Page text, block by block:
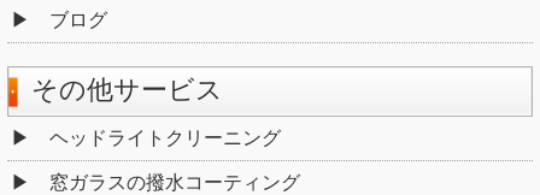
ブログ
その他サービス
ヘッドライトクリーニング
窓ガラスの撥水コーティング